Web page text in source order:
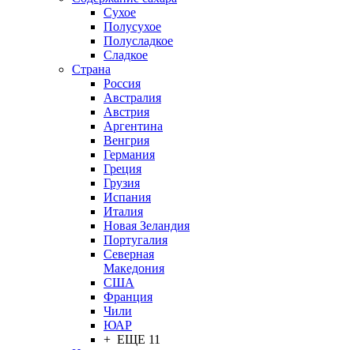
Сухое
Полусухое
Полусладкое
Сладкое
Страна
Россия
Австралия
Австрия
Аргентина
Венгрия
Германия
Греция
Грузия
Испания
Италия
Новая Зеландия
Португалия
Северная
Македония
США
Франция
Чили
ЮАР
+ ЕЩЕ 11